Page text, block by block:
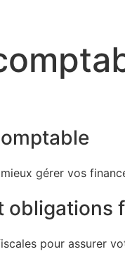
gérer vos
obligations
pour assurer